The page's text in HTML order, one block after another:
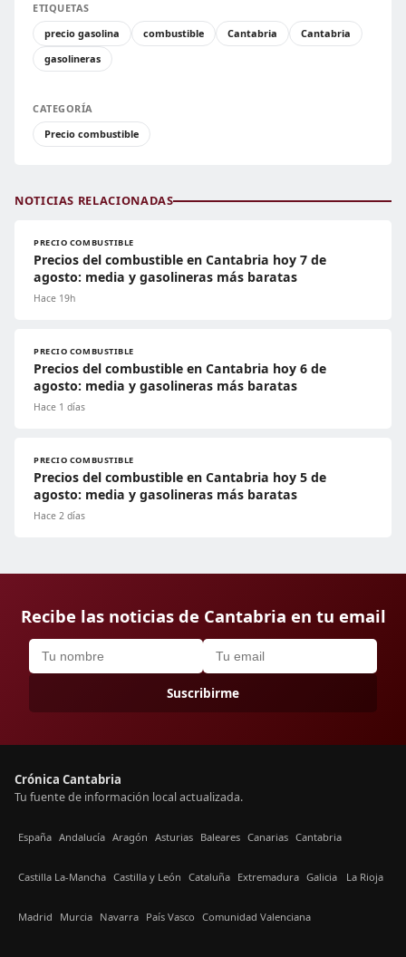
ETIQUETAS
precio gasolina
combustible Cantabria
Cantabria
gasolineras
CATEGORÍA
Precio combustible
NOTICIAS RELACIONADAS
PRECIO COMBUSTIBLE
Precios del combustible en Cantabria hoy 7 de
agosto: media y gasolineras más baratas
Hace 19h
PRECIO COMBUSTIBLE
Precios del combustible en Cantabria hoy 6 de
agosto: media y gasolineras más baratas
Hace 1 días
PRECIO COMBUSTIBLE
Precios del combustible en Cantabria hoy 5 de
agosto: media y gasolineras más baratas
Hace 2 días
Recibe las noticias de Cantabria en tu email
Suscribirme
Crónica Cantabria
Tu fuente de información local actualizada.
España Andalucía Aragón Asturias Baleares Canarias Cantabria
Castilla La-Mancha Castilla y León Cataluña Extremadura Galicia La Rioja
Madrid Murcia Navarra País Vasco Comunidad Valenciana